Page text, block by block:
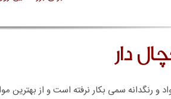
دار
و رنگدانه سمی بکار نرفته است و از بهترین